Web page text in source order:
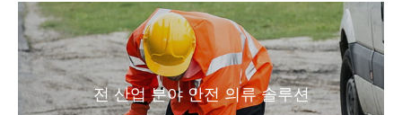
전 산업 분야 안전 의류 솔루션